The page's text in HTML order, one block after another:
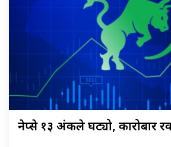
नेप्से १३ अंकले घट्यो, कारोबार